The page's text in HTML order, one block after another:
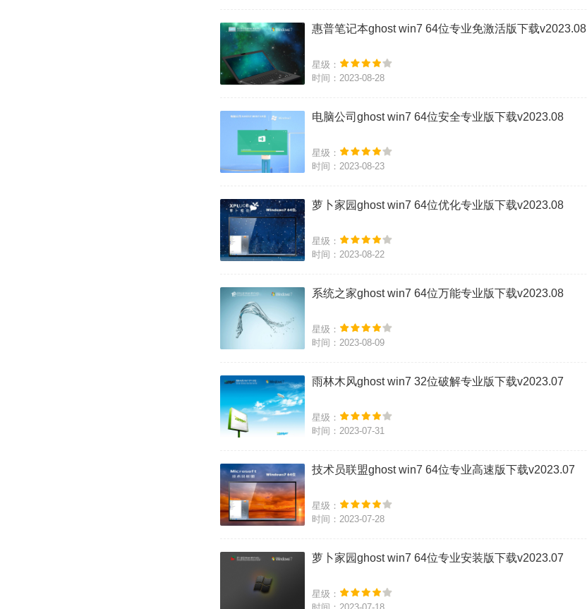
惠普笔记本ghost win7 64位专业免激活版下载v2023.08
星级：
时间：2023-08-28
电脑公司ghost win7 64位安全专业版下载v2023.08
星级：
时间：2023-08-23
萝卜家园ghost win7 64位优化专业版下载v2023.08
星级：
时间：2023-08-22
系统之家ghost win7 64位万能专业版下载v2023.08
星级：
时间：2023-08-09
雨林木风ghost win7 32位破解专业版下载v2023.07
星级：
时间：2023-07-31
技术员联盟ghost win7 64位专业高速版下载v2023.07
星级：
时间：2023-07-28
萝卜家园ghost win7 64位专业安装版下载v2023.07
星级：